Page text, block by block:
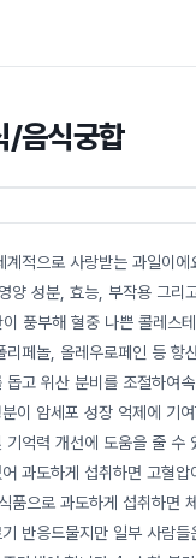
/음식궁합
적으로 사랑받는 과일이
성분, 효능, 부작용 그리
풍부해 혈중 나쁜 콜레스
페놀, 올레우로페인 등 항
고 위산 분비를 조절하여
이 암세포 성장 억제에 기
억력 개선에 도움을 줄
과도하게 섭취하면 고혈
품으로 과도하게 섭취하면
반응드물지만 일부 사람